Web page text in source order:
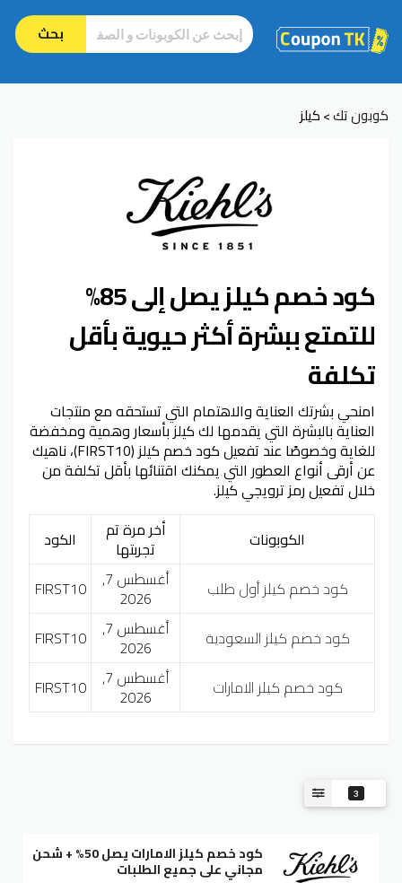
بحث
كوبون تك>كيلز
كود خصم كيلز يصل إلى 85%
للتمتع ببشرة أكثر حيوية بأقل
تكلفة
امنحي بشرتك العناية والاهتمام التي تستحقه مع منتجات
العناية بالبشرة التي يقدمها لك كيلز بأسعار وهمية ومخفضة
للغاية وخصوصًا عند تفعيل كود خصم كيلز (FIRST10)، ناهيك
عن أرقى أنواع العطور التي يمكنك اقتنائها بأقل تكلفة من
خلال تفعيل رمز ترويجي كيلز.
الكوبونات
أخر مرة تم
تجربتها
الكود
كود خصم كيلز أول طلب
أغسطس 7,
2026
FIRST10
كود خصم كيلز السعودية
أغسطس 7,
2026
FIRST10
كود خصم كيلز الامارات
أغسطس 7,
2026
FIRST10
3
كود خصم كيلز الامارات يصل 50% + شحن
مجاني على جميع الطلبات